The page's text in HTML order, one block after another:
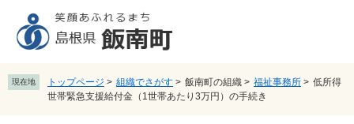
先
頭
を
飛
現在地 トップページ > 組織でさがす > 飯南町の組織 > 福祉事務所 > 低所得
世帯緊急支援給付金（1世帯あたり3万円）の手続き